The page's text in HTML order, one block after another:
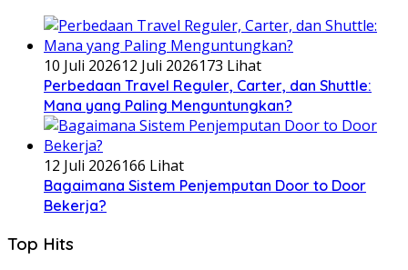
10 Juli 202612 Juli 2026173 Lihat
Perbedaan Travel Reguler, Carter, dan Shuttle:
Mana yang Paling Menguntungkan?
12 Juli 2026166 Lihat
Bagaimana Sistem Penjemputan Door to Door
Bekerja?
Top Hits